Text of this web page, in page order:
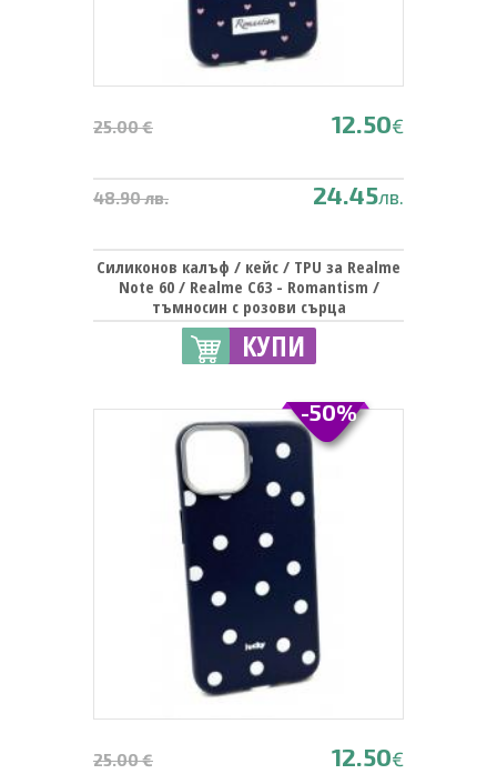
25.00 € 12.50€
48.90 лв. 24.45лв.
Силиконов калъф / кейс / TPU за Realme
Note 60 / Realme C63 - Romantism /
тъмносин с розови сърца
КУПИ
25.00 € 12.50€
-50%